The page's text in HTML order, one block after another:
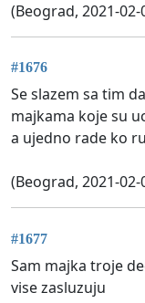
(Beograd, 2021-02-
#1676
Se slazem sa tim
majkama koje su
a ujedno rade ko
(Beograd, 2021-02-
#1677
Sam majka troje
vise zasluzuju